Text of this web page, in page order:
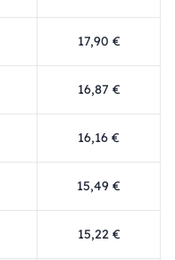
17,90 €
16,87 €
16,16 €
15,49 €
15,22 €